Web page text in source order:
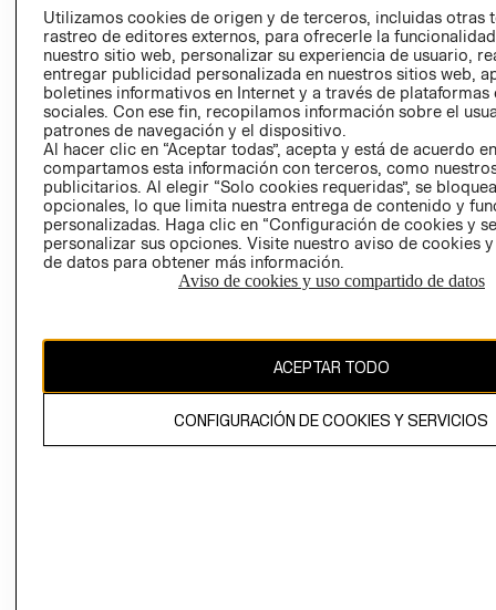
AVISO DE
PRIVACIDAD
GIFT CARD
AVISO DE
COOKIES
Uruguay ($U)
El contenido de esta página web está protegido por copyright y es
propiedad de H&M Hennes & Mauritz AB.
Utilizamos cookies de origen y de terceros, incluidas otras
rastreo de editores externos, para ofrecerle la
nuestro sitio web, personalizar su experiencia de usuario,
entregar publicidad personalizada en nuestros sitios web,
boletines informativos en Internet y a través de plataformas
sociales. Con ese fin, recopilamos información sobre el
patrones de navegación y el dispositivo.
Al hacer clic en “Aceptar todas”, acepta y está de acuerdo
compartamos esta información con terceros, como
publicitarios. Al elegir “Solo cookies requeridas”, se
opcionales, lo que limita nuestra entrega de contenido y
personalizadas. Haga clic en “Configuración de cookies y
personalizar sus opciones. Visite nuestro aviso de cookies
de datos para obtener más información.
Aviso de cookies y uso compartido de datos
ACEPTAR TODO
CONFIGURACIÓN DE COOKIES Y SERVICIOS